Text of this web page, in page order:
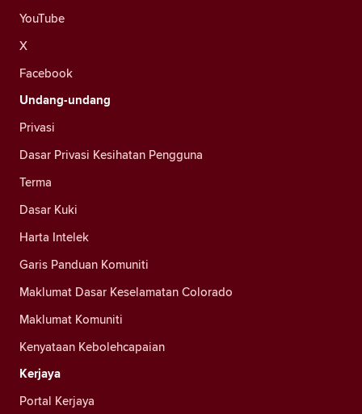
YouTube
X
Facebook
Undang-undang
Privasi
Dasar Privasi Kesihatan Pengguna
Terma
Dasar Kuki
Harta Intelek
Garis Panduan Komuniti
Maklumat Dasar Keselamatan Colorado
Maklumat Komuniti
Kenyataan Kebolehcapaian
Kerjaya
Portal Kerjaya